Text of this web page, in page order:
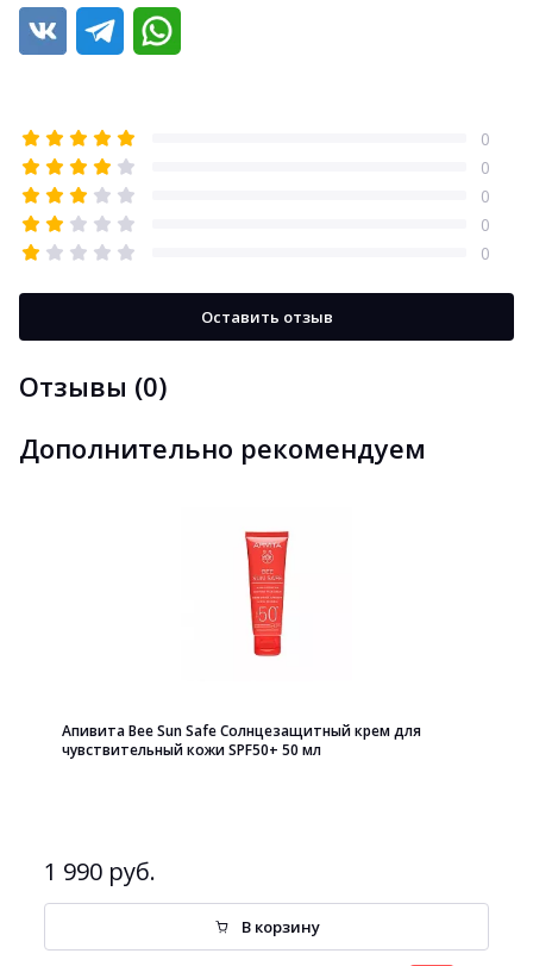
Отзывы (0)
0
0
0
0
0
Оставить отзыв
Дополнительно рекомендуем
Апивита Bee Sun Safe Солнцезащитный крем для
чувствительный кожи SPF50+ 50 мл
1 990 руб.
В корзину